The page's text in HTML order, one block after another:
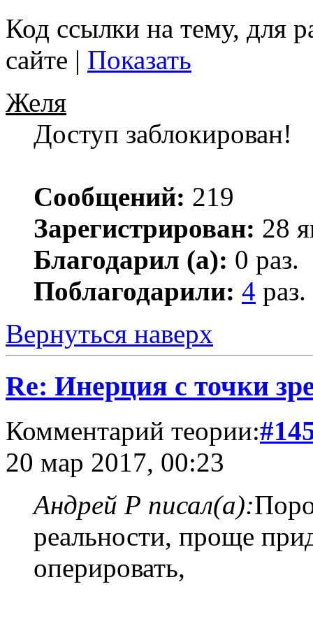
Код ссылки на тему, для
сайте | Показать
Желя
Доступ заблокирован!
Сообщений: 219
Зарегистрирован: 28
Благодарил (а): 0 раз.
Поблагодарили: 4 раз.
Вернуться наверх
Re: Инерция с точки
Комментарий теории:
20 мар 2017, 00:23
Андрей Р писал(а):
реальности, проще
оперировать,